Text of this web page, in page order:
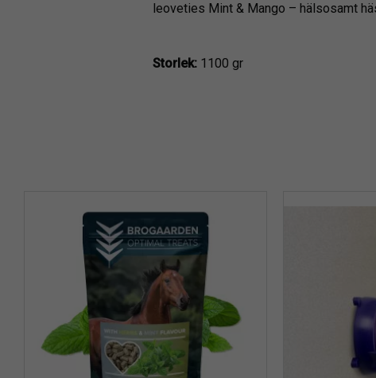
leoveties Mint & Mango – hälsosamt
Storlek: 1100 gr